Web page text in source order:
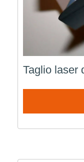
Taglio laser